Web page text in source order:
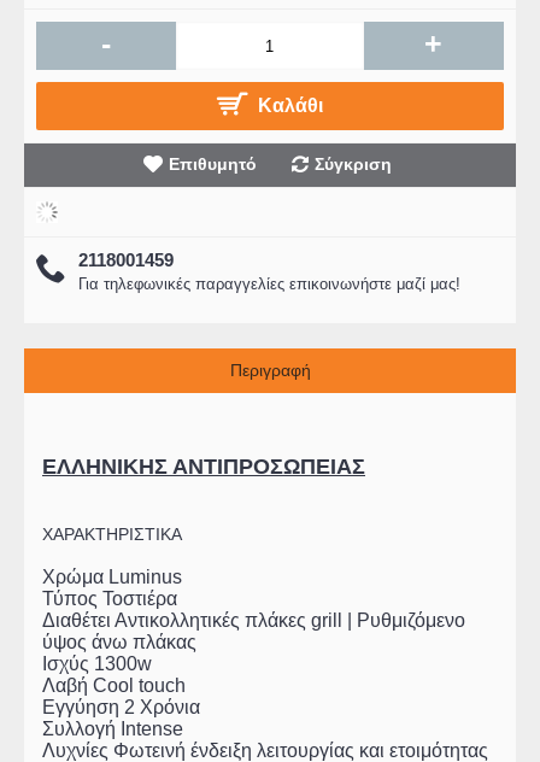
- +
Καλάθι
Επιθυμητό Σύγκριση
2118001459
Για τηλεφωνικές παραγγελίες επικοινωνήστε μαζί μας!
Περιγραφή
ΕΛΛΗΝΙΚΗΣ ΑΝΤΙΠΡΟΣΩΠΕΙΑΣ
ΧΑΡΑΚΤΗΡΙΣΤΙΚΑ
Χρώμα Luminus
Τύπος Τοστιέρα
Διαθέτει Αντικολλητικές πλάκες grill | Ρυθμιζόμενο
ύψος άνω πλάκας
Ισχύς 1300w
Λαβή Cool touch
Εγγύηση 2 Χρόνια
Συλλογή Intense
Λυχνίες Φωτεινή ένδειξη λειτουργίας και ετοιμότητας